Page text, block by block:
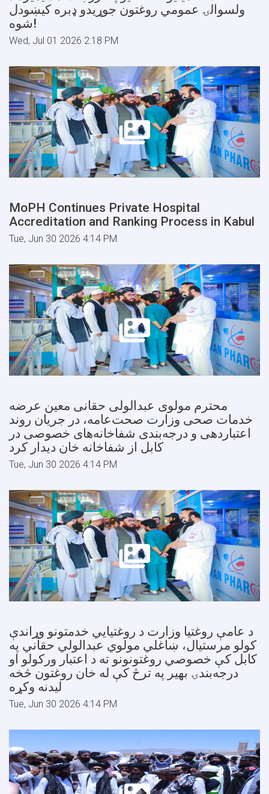
ولسوالۍ عمومي روغتون جوړیدو ډبره کیښودل
شوه!
Wed, Jul 01 2026 2:18 PM
MoPH Continues Private Hospital
Accreditation and Ranking Process in Kabul
Tue, Jun 30 2026 4:14 PM
محترم مولوی عبدالولی حقانی معین عرضه
خدمات صحی وزارت صحت‌عامه، در جریان روند
اعتباردهی و درجه‌بندی شفاخانه‌های خصوصی در
کابل از شفاخانه خان دیدار کرد
Tue, Jun 30 2026 4:14 PM
د عامې روغتیا وزارت د روغتيايي خدمتونو وړاندې
کولو مرستيال، ښاغلي مولوي عبدالولي حقاني په
کابل کې خصوصي روغتونونو ته د اعتبار ورکولو او
درجه‌بندۍ بهیر په ترڅ کې له خان روغتون څخه
لیدنه وکړه
Tue, Jun 30 2026 4:14 PM